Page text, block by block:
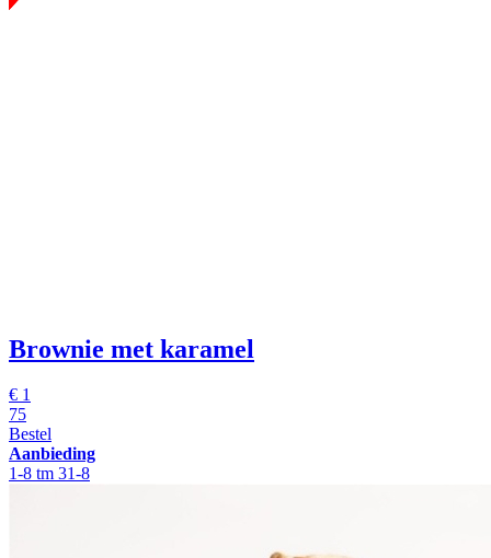
Brownie met karamel
€ 1
75
Bestel
Aanbieding
1-8 tm 31-8